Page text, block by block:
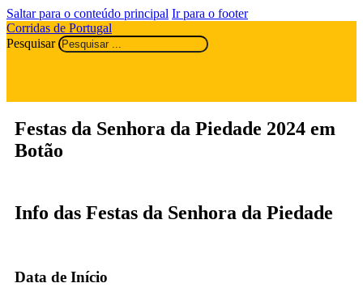
Saltar para o conteúdo principal Ir para o footer
Corridas de Portugal
Pesquisar
Festas da Senhora da Piedade 2024 em
Botão
Info das Festas da Senhora da Piedade
Data de Início